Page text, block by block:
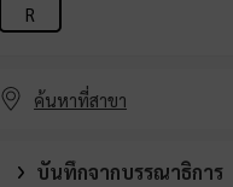
R
ค้นหาที่สาขา
บันทึกจากบรรณาธิการ